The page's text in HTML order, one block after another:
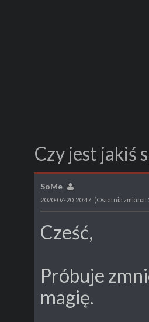
SoMe
2020-07-20, 20:47 (Ostatnia zmiana:
Cześć,
Próbuje
magię.